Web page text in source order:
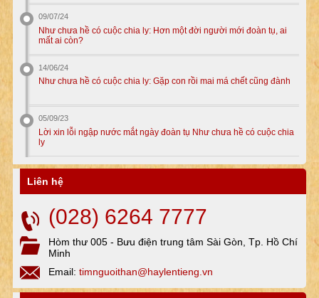
09/07/24
Như chưa hề có cuộc chia ly: Hơn một đời người mới đoàn tụ, ai
mất ai còn?
14/06/24
Như chưa hề có cuộc chia ly: Gặp con rồi mai má chết cũng đành
05/09/23
Lời xin lỗi ngập nước mắt ngày đoàn tụ Như chưa hề có cuộc chia
ly
Liên hệ
(028) 6264 7777
Hòm thư 005 - Bưu điện trung tâm Sài Gòn, Tp. Hồ Chí
Minh
Email: timnguoithan@haylentieng.vn